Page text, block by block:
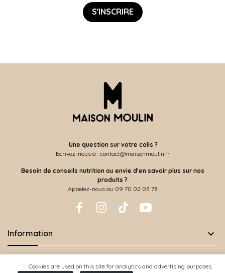
Cookies are used on this site for analytics and advertising purposes.
S'INSCRIRE
Une question sur votre colis ?
Écrivez-nous à : contact@maisonmoulin.fr
Besoin de conseils nutrition ou envie d'en savoir plus sur nos
produits ?
Appelez-nous au 09 70 02 03 78
Information 
Copyright © Posthemes/Maison Moulin. Tous droits réservés.